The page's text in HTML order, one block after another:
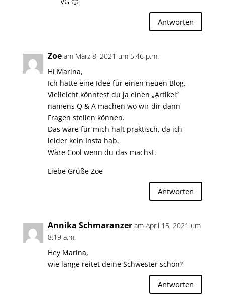
Antworten
Zoe am März 8, 2021 um 5:46 p.m.
Hi Marina,
Ich hatte eine Idee für einen neuen Blog.
Vielleicht könntest du ja einen „Artikel“
namens Q & A machen wo wir dir dann
Fragen stellen können.
Das wäre für mich halt praktisch, da ich
leider kein Insta hab.
Wäre Cool wenn du das machst.
Liebe Grüße Zoe
Antworten
Annika Schmaranzer am April 15, 2021 um
8:19 a.m.
Hey Marina,
wie lange reitet deine Schwester schon?
Antworten